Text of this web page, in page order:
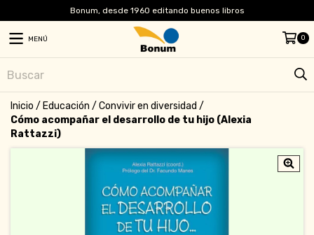
Bonum, desde 1960 editando buenos libros
MENÚ 0
Inicio / Educación / Convivir en diversidad /
Cómo acompañar el desarrollo de tu hijo (Alexia
Rattazzi)